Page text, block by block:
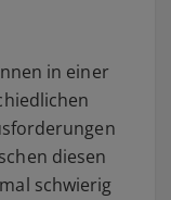
in einer
diesen
schwierig